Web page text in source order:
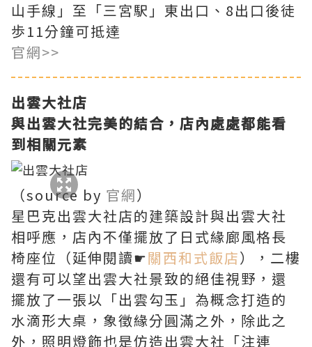
山手線」至「三宮駅」東出口、8出口後徒
歩11分鐘可抵達
官網>>
出雲大社店
與出雲大社完美的結合，店內處處都能看
到相關元素
（source by 官網）
星巴克出雲大社店的建築設計與出雲大社
相呼應，店內不僅擺放了日式緣廊風格長
椅座位（延伸閱讀☛關西和式飯店），二樓
還有可以望出雲大社景致的絕佳視野，還
擺放了一張以「出雲勾玉」為概念打造的
水滴形大桌，象徵緣分圓滿之外，除此之
外，照明燈飾也是仿造出雲大社「注連